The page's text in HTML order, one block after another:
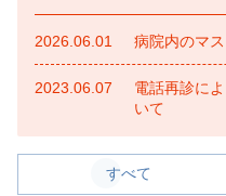
2026.06.01 病院内のマ
2023.06.07
電話再診に
いて
すべて